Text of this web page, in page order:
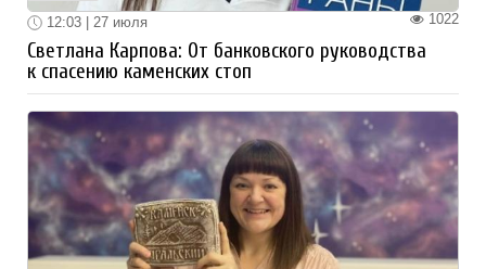
1022
12:03 | 27 июля
Светлана Карпова: От банковского руководства
к спасению каменских стоп